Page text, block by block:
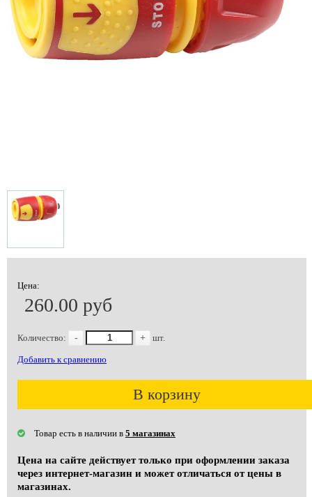
Цена:
260.00 руб
Количество: - + шт.
Добавить к сравнению
В корзину
Товар есть в наличии в 5 магазинах
Цена на сайте действует только при оформлении заказа
через интернет-магазин и может отличаться от цены в
магазинах.